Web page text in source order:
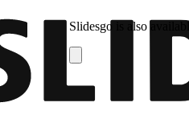
Slidesgo is also